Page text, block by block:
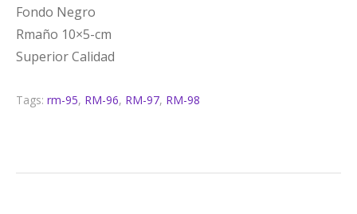
Fondo Negro
Rmaño 10×5-cm
Superior Calidad
Tags: rm-95, RM-96, RM-97, RM-98